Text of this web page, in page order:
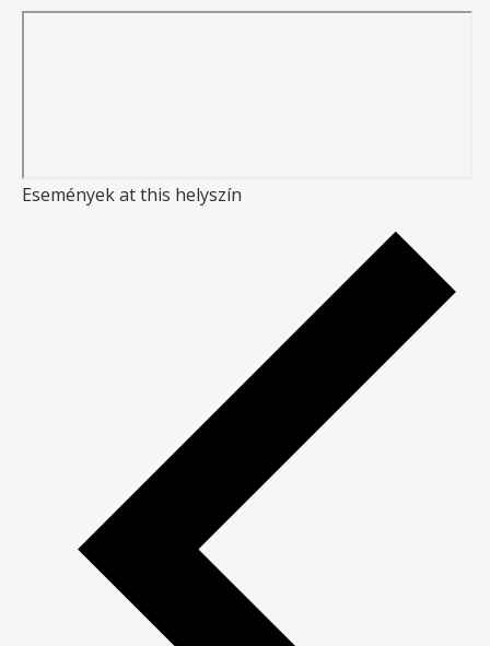
Események at this helyszín